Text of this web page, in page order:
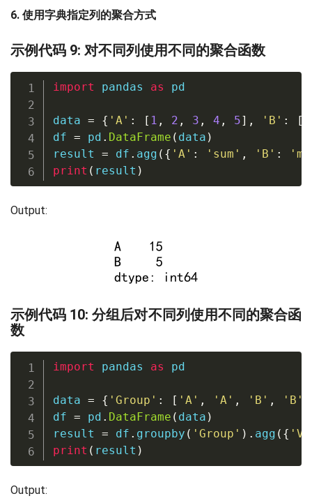
6. 使用字典指定列的聚合方式
示例代码 9: 对不同列使用不同的聚合函数
import pandas as pd
data = { 'A' : [ 1 , 2 , 3 , 4 , 5] , 'B' : [
df = pd . DataFrame ( data )
result = df . agg ( { 'A' : 'sum' , 'B' :
print ( result )
Output:
示例代码 10: 分组后对不同列使用不同的聚合函
数
import pandas as pd
data = { 'Group' : [ 'A' , 'A' , 'B' , 'B'
df = pd . DataFrame ( data )
result = df . groupby ( 'Group' ) . agg ( {
print ( result )
Output: